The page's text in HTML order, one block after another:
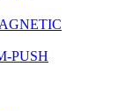
PUSH